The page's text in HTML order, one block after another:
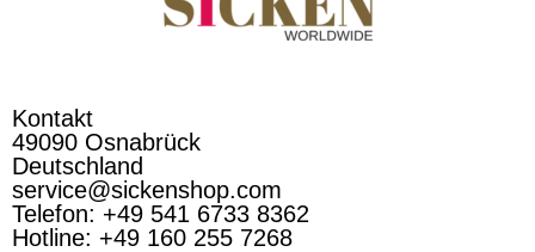
Kontakt
49090 Osnabrück
Deutschland
service@sickenshop.com
Telefon: +49 541 6733 8362
Hotline: +49 160 255 7268